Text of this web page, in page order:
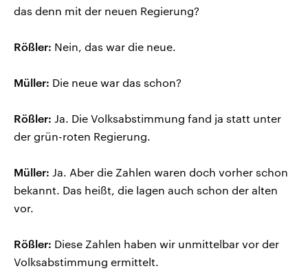
das denn mit der neuen Regierung?
Rößler: Nein, das war die neue.
Müller: Die neue war das schon?
Rößler: Ja. Die Volksabstimmung fand ja statt unter
der grün-roten Regierung.
Müller: Ja. Aber die Zahlen waren doch vorher schon
bekannt. Das heißt, die lagen auch schon der alten
vor.
Rößler: Diese Zahlen haben wir unmittelbar vor der
Volksabstimmung ermittelt.